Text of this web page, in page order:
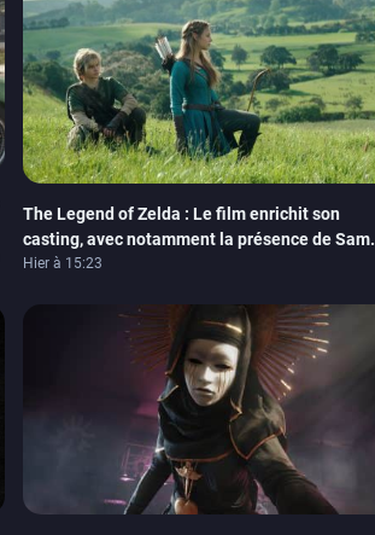
The Legend of Zelda : Le film enrichit son
casting, avec notamment la présence de Sam
Neill
Hier à 15:23